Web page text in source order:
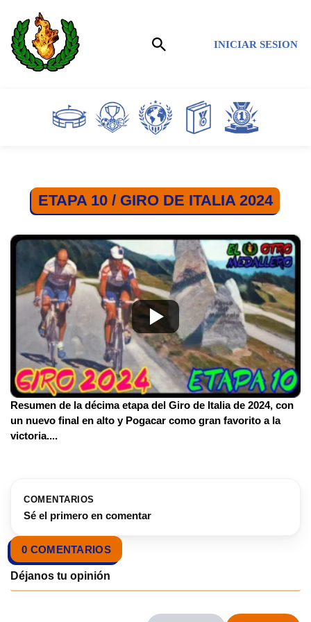
Saltar
al
contenido
INICIAR SESION
ETAPA 10 / GIRO DE ITALIA 2024
Resumen de la décima etapa del Giro de Italia de 2024, con
un nuevo final en alto y Pogacar como gran favorito a la
victoria....
COMENTARIOS
Sé el primero en comentar
0 COMENTARIOS